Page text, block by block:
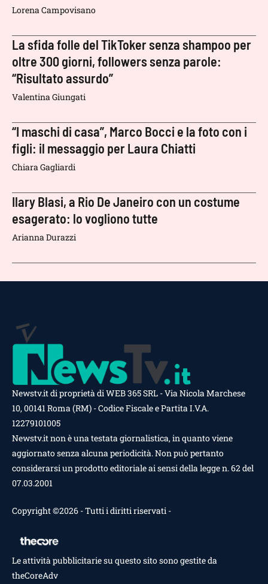
Lorena Campovisano
La sfida folle del TikToker senza shampoo per
oltre 300 giorni, followers senza parole:
“Risultato assurdo”
Valentina Giungati
“I maschi di casa”, Marco Bocci e la foto con i
figli: il messaggio per Laura Chiatti
Chiara Gagliardi
Ilary Blasi, a Rio De Janeiro con un costume
esagerato: lo vogliono tutte
Arianna Durazzi
Newstv.it di proprietà di WEB 365 SRL - Via Nicola Marchese
10, 00141 Roma (RM) - Codice Fiscale e Partita I.V.A.
12279101005
Newstv.it non è una testata giornalistica, in quanto viene
aggiornato senza alcuna periodicità. Non può pertanto
considerarsi un prodotto editoriale ai sensi della legge n. 62 del
07.03.2001
Copyright ©2026 - Tutti i diritti riservati -
Le attività pubblicitarie su questo sito sono gestite da
theCoreAdv